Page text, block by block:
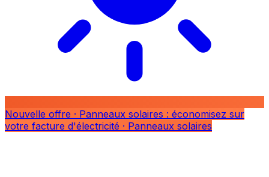
Nouvelle offre · Panneaux solaires : économisez sur
votre facture d'électricité · Panneaux solaires